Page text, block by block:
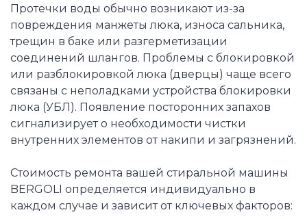
Протечки воды обычно возникают из-за
повреждения манжеты люка, износа сальника,
трещин в баке или разгерметизации
соединений шлангов. Проблемы с блокировкой
или разблокировкой люка (дверцы) чаще всего
связаны с неполадками устройства блокировки
люка (УБЛ). Появление посторонних запахов
сигнализирует о необходимости чистки
внутренних элементов от накипи и загрязнений.
Стоимость ремонта вашей стиральной машины
BERGOLI определяется индивидуально в
каждом случае и зависит от ключевых факторов: